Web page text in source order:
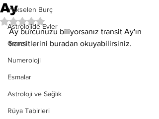
Yükselen Burç
Astrolojide Evler
Genel
Numeroloji
Esmalar
Astroloji ve Sağlık
Rüya Tabirleri
Ay
5 üzerinden NaN yıldız
Ay burcunuzu biliyorsanız transit Ay'ın
transitlerini buradan okuyabilirsiniz.